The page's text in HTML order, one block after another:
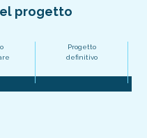
progetto
Progetto
definitivo